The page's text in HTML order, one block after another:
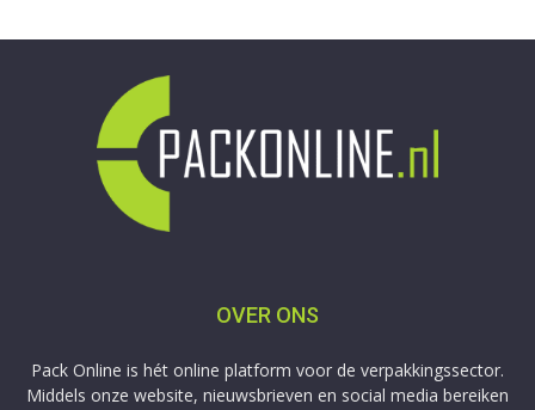
OVER ONS
Pack Online is hét online platform voor de verpakkingssector.
Middels onze website, nieuwsbrieven en social media bereiken